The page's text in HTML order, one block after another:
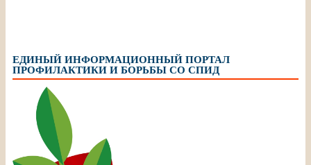
ЕДИНЫЙ ИНФОРМАЦИОННЫЙ ПОРТАЛ
ПРОФИЛАКТИКИ И БОРЬБЫ СО СПИД